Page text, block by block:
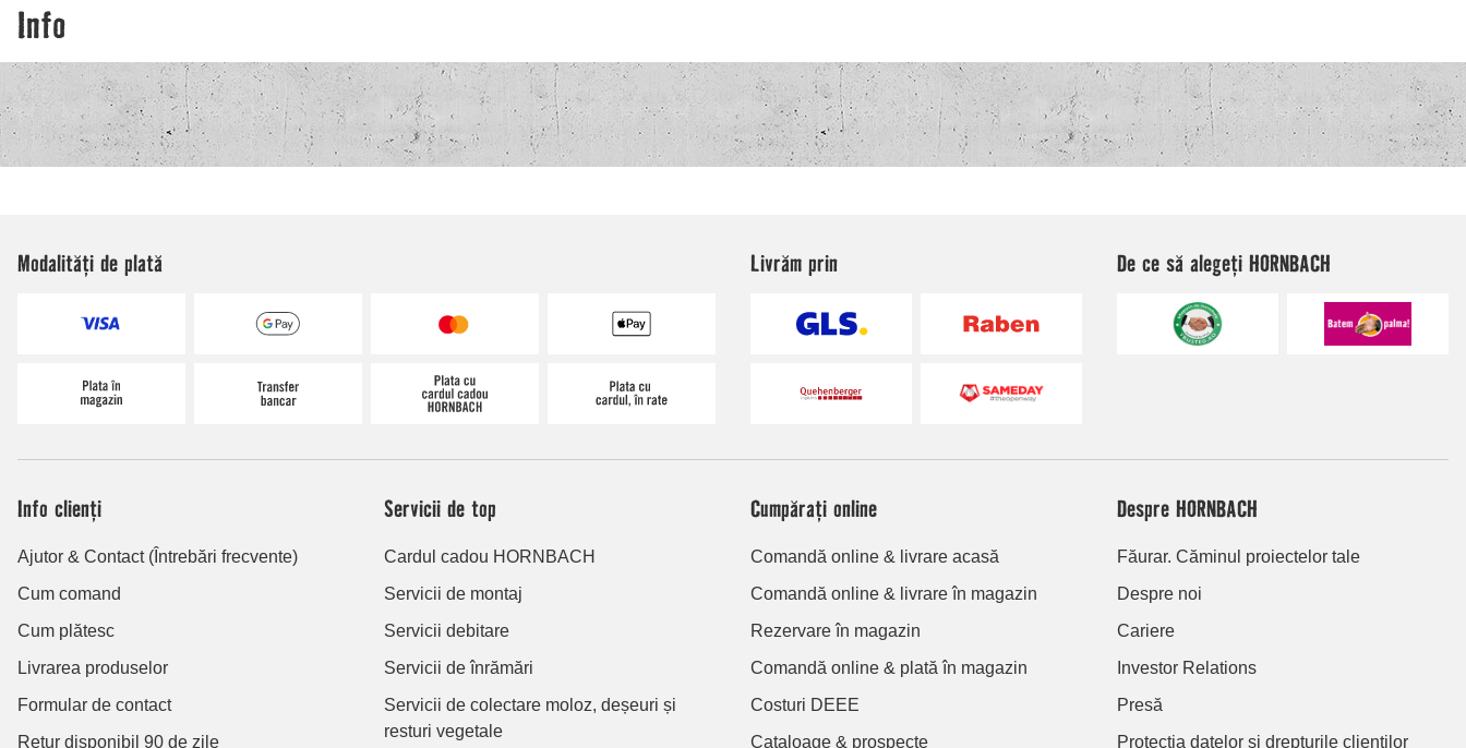
Modalități de plată Livrăm prin De ce să alegeți HORNBACH
Info clienți
Ajutor & Contact (Întrebări frecvente)
Cum comand
Cum plătesc
Livrarea produselor
Formular de contact
Retur disponibil 90 de zile
Servicii de top
Cardul cadou HORNBACH
Servicii de montaj
Servicii debitare
Servicii de înrămări
Servicii de colectare moloz, deșeuri și
resturi vegetale
Cumpărați online
Comandă online & livrare acasă
Comandă online & livrare în magazin
Rezervare în magazin
Comandă online & plată în magazin
Costuri DEEE
Cataloage & prospecte
Despre HORNBACH
Făurar. Căminul proiectelor tale
Despre noi
Cariere
Investor Relations
Presă
Protecția datelor și drepturile clienților